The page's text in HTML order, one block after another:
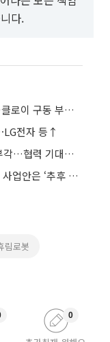
다.
세아메카닉스, LG전자 로봇 사업 주목…클로이 구동 부품 공급 이력 부각에 상승세
전자 등↑
로보스타, 최대주주 LG전자 로봇 사업 부각…협력 기대감에 상승세
싸이월드, 10월 부활 예고…그러나 핵심 사업안은 ‘추후 공개’
림로봇
0